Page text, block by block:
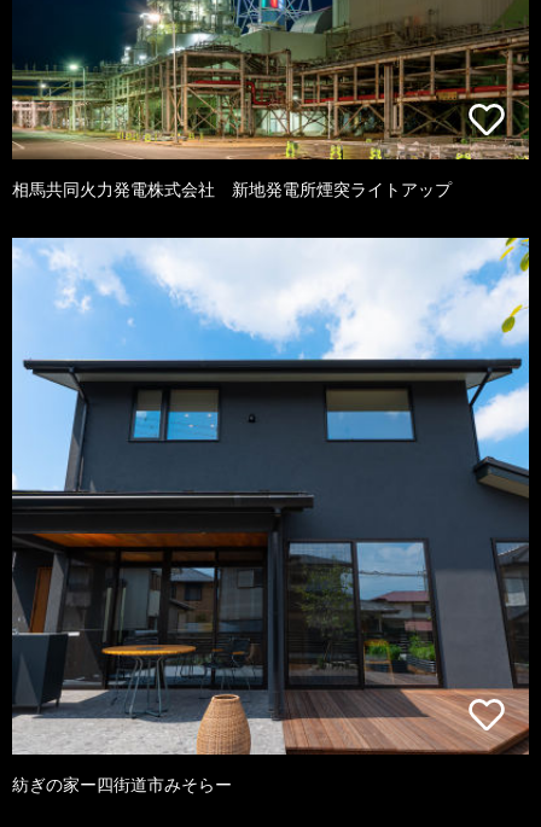
相馬共同火力発電株式会社 新地発電所煙突ライトアップ
紡ぎの家ー四街道市みそらー